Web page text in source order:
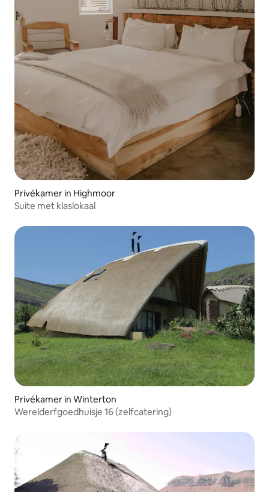
Privékamer in Highmoor
Suite met klaslokaal
Privékamer in Winterton
Werelderfgoedhuisje 16 (zelfcatering)